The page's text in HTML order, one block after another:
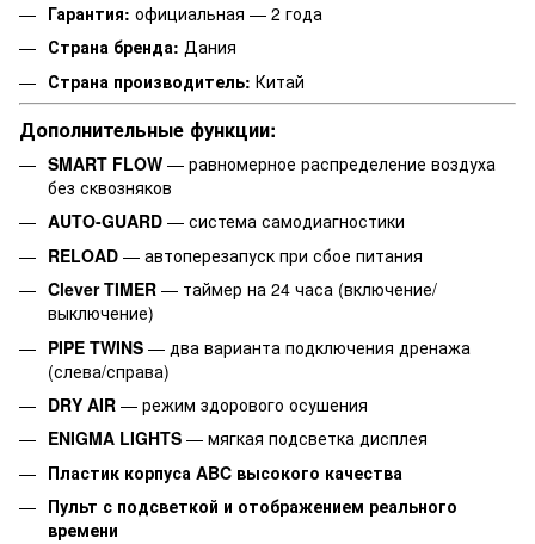
Гарантия: официальная — 2 года
Страна бренда: Дания
Страна производитель: Китай
Дополнительные функции:
SMART FLOW — равномерное распределение воздуха
без сквозняков
AUTO-GUARD — система самодиагностики
RELOAD — автоперезапуск при сбое питания
Clever TIMER — таймер на 24 часа (включение/
выключение)
PIPE TWINS — два варианта подключения дренажа
(слева/справа)
DRY AIR — режим здорового осушения
ENIGMA LIGHTS — мягкая подсветка дисплея
Пластик корпуса ABC высокого качества
Пульт с подсветкой и отображением реального
времени